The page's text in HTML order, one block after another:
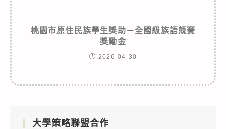
桃園市原住民族學生獎助－全國級族語競賽
獎勵金
2026-04-30
大學策略聯盟合作